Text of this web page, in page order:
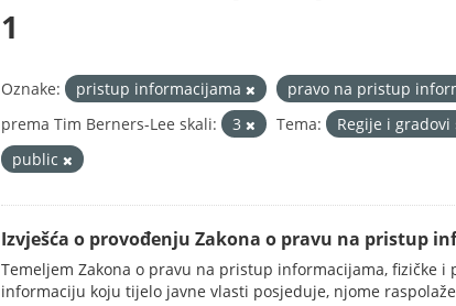
1
Oznake: pristup informacijama pravo na pristup
prema Tim Berners-Lee skali:
3 Tema: Regije i gradovi
public
Izvješća o provođenju Zakona o pravu na pristup
Temeljem Zakona o pravu na pristup informacijama, fizičke
informaciju koju tijelo javne vlasti posjeduje, njome